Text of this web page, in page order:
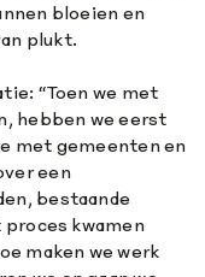
bloeien en
plukt.
“Toen we met
hebben we eerst
met gemeenten en
een
bestaande
kwamen
maken we werk